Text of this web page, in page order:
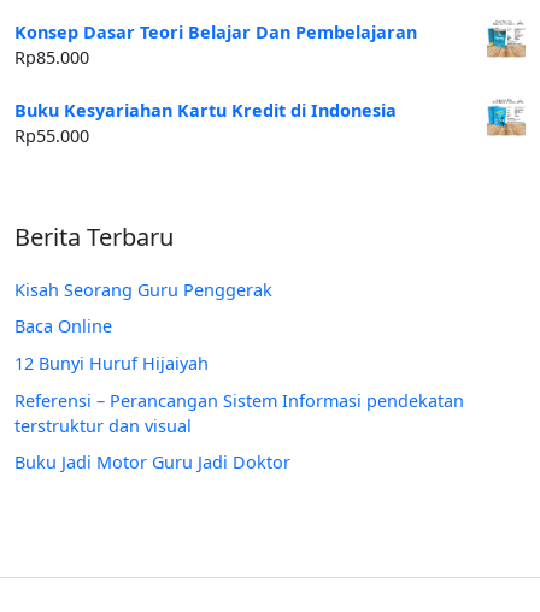
Konsep Dasar Teori Belajar Dan Pembelajaran
Rp85.000
Buku Kesyariahan Kartu Kredit di Indonesia
Rp55.000
Berita Terbaru
Kisah Seorang Guru Penggerak
Baca Online
12 Bunyi Huruf Hijaiyah
Referensi – Perancangan Sistem Informasi pendekatan
terstruktur dan visual
Buku Jadi Motor Guru Jadi Doktor